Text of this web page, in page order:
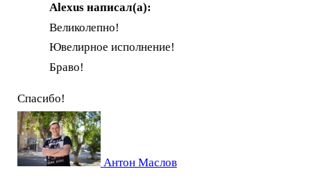
Alexus написал(а):
Великолепно!
Ювелирное исполнение!
Браво!
Спасибо!
Антон Маслов